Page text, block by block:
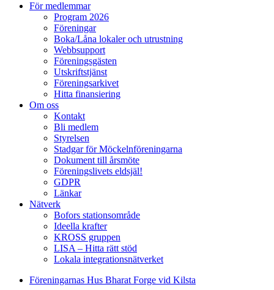
För medlemmar
Program 2026
Föreningar
Boka/Låna lokaler och utrustning
Webbsupport
Föreningsgästen
Utskriftstjänst
Föreningsarkivet
Hitta finansiering
Om oss
Kontakt
Bli medlem
Styrelsen
Stadgar för Möckelnföreningarna
Dokument till årsmöte
Föreningslivets eldsjäl!
GDPR
Länkar
Nätverk
Bofors stationsområde
Ideella krafter
KROSS gruppen
LISA – Hitta rätt stöd
Lokala integrationsnätverket
Föreningarnas Hus Bharat Forge vid Kilsta